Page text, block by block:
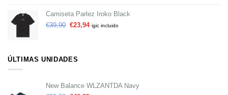
Camiseta Parlez Iroko Black
€39,90 €23,94 igic incluido
ÚLTIMAS UNIDADES
New Balance WLZANTDA Navy